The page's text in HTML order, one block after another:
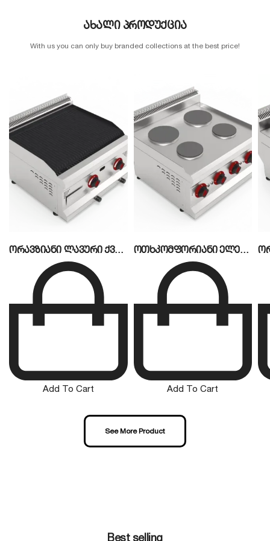
ახალი პროდუქცია
With us you can only buy branded collections at the best price!
ორავზიანი ლავური ქვის თუჯის გრილი CSA
Add To Cart
ოთხკომფორიანი ელექტრო ქურა CSA
Add To Cart
See More Product
Best selling